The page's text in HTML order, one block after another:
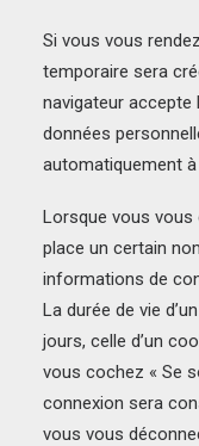
Si vous vous
temporaire sera
navigateur accepte
données
automatiquement
Lorsque vous
place un certain
informations de
La durée de vie
jours, celle d’un
vous cochez « Se
connexion sera
vous vous